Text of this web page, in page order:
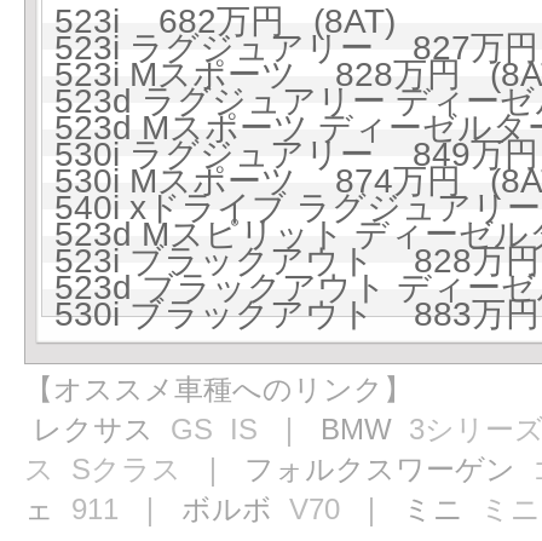
523i 682万円 (8AT)
523i ラグジュアリー 827万
523i Mスポーツ 828万円
523d ラグジュアリー ディー
523d Mスポーツ ディーゼル
530i ラグジュアリー 849万
530i Mスポーツ 874万円
540i xドライブ ラグジュア
523d Mスピリット ディーゼ
523i ブラックアウト 828万
523d ブラックアウト ディー
530i ブラックアウト 883万
【オススメ車種へのリンク】
レクサス GS IS ｜ BMW 3シリー
ス
Sクラス ｜ フォルクスワーゲン
ェ 911 ｜ ボルボ V70 ｜ ミニ ミニ